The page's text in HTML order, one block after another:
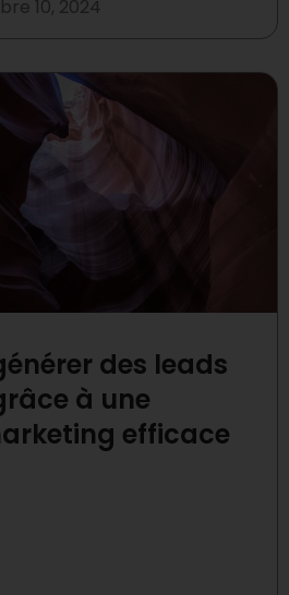
10, 2024
des leads
à une
efficace